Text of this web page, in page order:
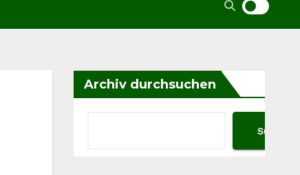
Archiv durchsuchen
Suchen